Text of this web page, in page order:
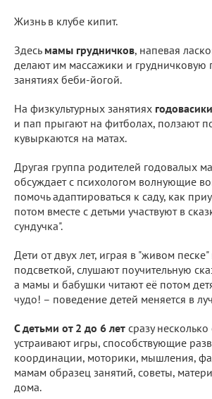
Жизнь в клубе кипит.
Здесь мамы грудничков, напевая
делают им массажики и грудничковую
занятиях беби-йогой.
На физкультурных занятиях годовасики
и пап прыгают на фитболах, ползают
кувыркаются на матах.
Другая группа родителей годовалых
обсуждает с психологом волнующие
помочь адаптироваться к саду, как
потом вместе с детьми участвуют в
сундучка".
Дети от двух лет, играя в "живом
подсветкой, слушают поучительную
а мамы и бабушки читают её потом
чудо! – поведение детей меняется в
С детьми от 2 до 6 лет сразу
устраивают игры, способствующие
координации, моторики, мышления,
мамам образец занятий, советы,
дома.